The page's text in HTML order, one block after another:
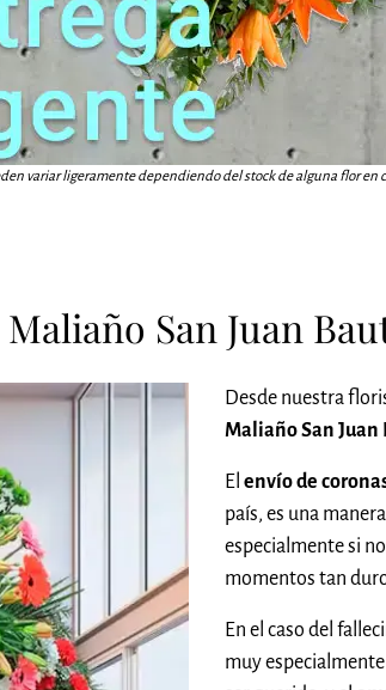
variar ligeramente dependiendo del stock de alguna flor
San Juan
Desde nuestra
Maliaño San Juan
El envío de
país, es una
especialmente si
momentos tan
En el caso del
muy